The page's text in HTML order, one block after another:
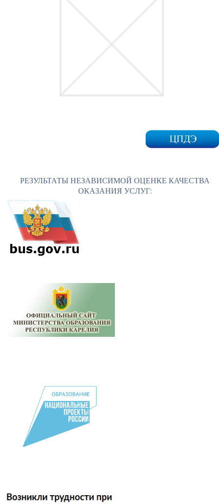
РЕЗУЛЬТАТЫ НЕЗАВИСИМОЙ ОЦЕНКЕ КАЧЕСТВА
ОКАЗАНИЯ УСЛУГ: